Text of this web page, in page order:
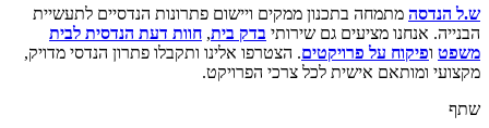
ש.ל הנדסה מתמחה בתכנון ממקים ויישום פתרונות הנדסיים לתעשיית
הבנייה. אנחנו מציעים גם שירותי בדק בית, חוות דעת הנדסית לבית
משפט ופיקוח על פרויקטים. הצטרפו אלינו ותקבלו פתרון הנדסי מדויק,
מקצועי ומותאם אישית לכל צרכי הפרויקט.
שתף